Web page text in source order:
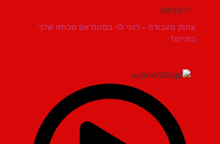
00:05:11
צחוק מעבודה – רועי לוי בסטנדאפ סבתא שלך
בחיים?